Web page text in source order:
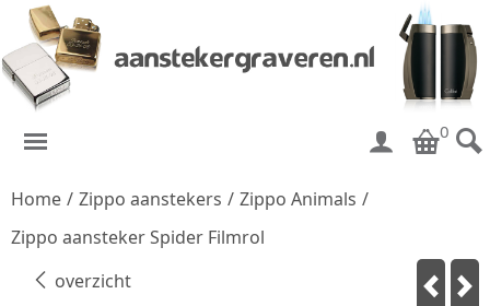
0
Home / Zippo aanstekers / Zippo Animals /
Zippo aansteker Spider Filmrol
overzicht